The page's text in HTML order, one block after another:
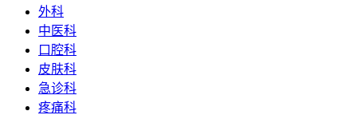
外科
中医科
口腔科
皮肤科
急诊科
疼痛科